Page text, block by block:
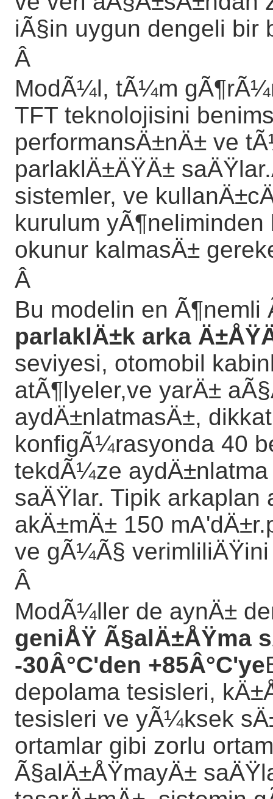
iÃ§in uygun dengeli bir
Â
ModÃ¼l, tÃ¼m
TFT teknolojisini
performansÄ±nÄ± ve
parlaklÄ±ÄŸÄ±
sistemler, ve
kurulum
okunur kalmasÄ±
Â
Bu modelin en Ã¶nemli
parlaklÄ±k arka
seviyesi, otomobil
atÃ¶lyeler,ve yarÄ±
aydÄ±nlatmasÄ±,
konfigÃ¼rasyonda 40
tekdÃ¼ze
saÄŸlar. Tipik arkaplan
akÄ±mÄ± 150
ve gÃ¼Ã§
Â
ModÃ¼ller de aynÄ±
geniÅŸ Ã§alÄ±ÅŸma
-30Â°C'den +85Â°C'ye
depolama tesisleri,
tesisleri ve yÃ¼ksek
ortamlar gibi zorlu
Ã§alÄ±ÅŸmayÄ±